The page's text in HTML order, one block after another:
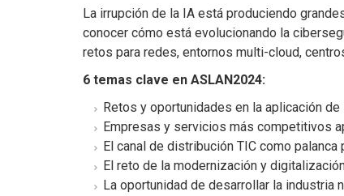
La irrupción de la IA está produciendo
conocer cómo está evolucionando la
retos para redes, entornos multi-cloud,
6 temas clave en ASLAN2024:
Retos y oportunidades en la aplicación
Empresas y servicios más competitivos
El canal de distribución TIC como
El reto de la modernización y
La oportunidad de desarrollar la